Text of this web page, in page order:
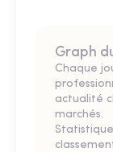
Graph
Chaque
actualité
marchés.